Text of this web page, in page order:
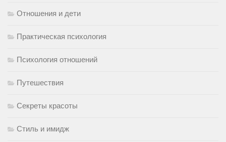
Отношения и дети
Практическая психология
Психология отношений
Путешествия
Секреты красоты
Стиль и имидж